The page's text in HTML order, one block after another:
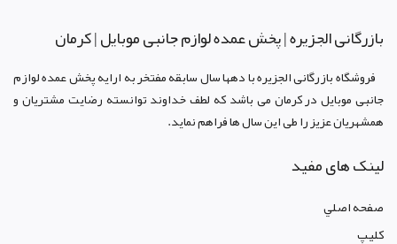
بازرگانی الجزيره | پخش عمده لوازم جانبی موبایل | کرمان
فروشگاه بازرگانی الجزيره با دهها سال سابقه مفتخر به ارايه پخش عمده لوازم
جانبی موبایل در کرمان می باشد که لطف خداوند توانسته رضايت مشتريان و
همشهريان عزيز را طی اين سال ها فراهم نمايد.
لینک های مفید
صفحه اصلي
کليپ